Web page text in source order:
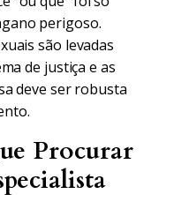
perigoso.
são levadas
de justiça e as
deve ser robusta
Procurar